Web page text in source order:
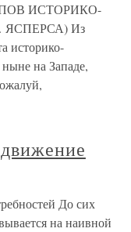
ИСТОРИКО-
Из
историко-
на Западе,
До сих
на наивной